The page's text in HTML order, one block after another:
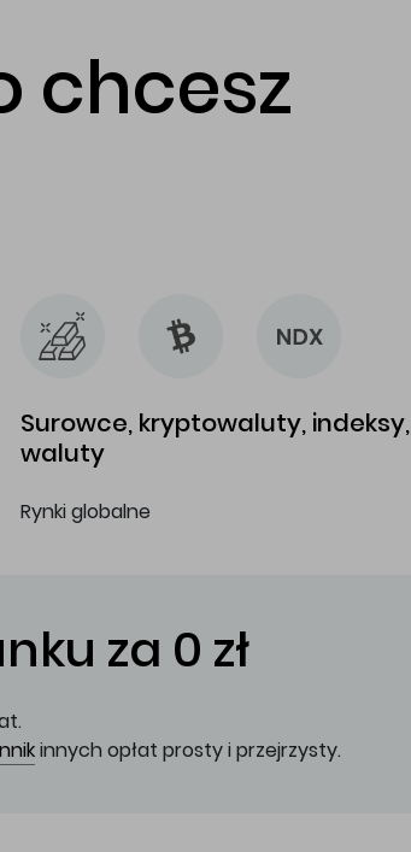
chcesz
Surowce, kryptowaluty, indeksy,
waluty
Rynki globalne
za 0 zł
innych opłat prosty i przejrzysty.